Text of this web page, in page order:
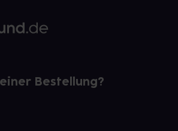
Bestellung?